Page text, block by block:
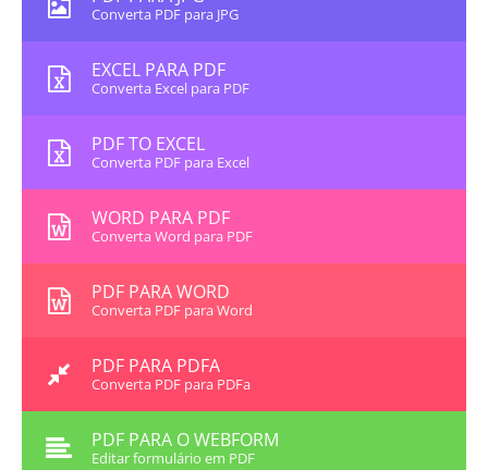
Converta PDF para JPG
EXCEL PARA PDF
Converta Excel para PDF
PDF TO EXCEL
Converta PDF para Excel
WORD PARA PDF
Converta Word para PDF
PDF PARA WORD
Converta PDF para Word
PDF PARA PDFA
Converta PDF para PDFa
PDF PARA O WEBFORM
Editar formulário em PDF